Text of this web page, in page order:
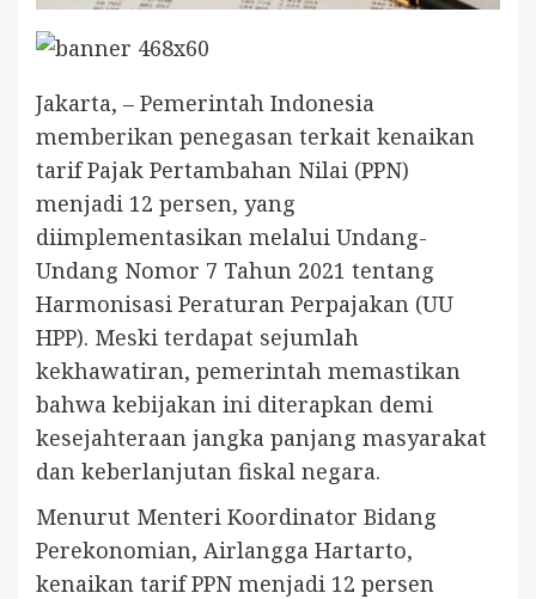
Jakarta, – Pemerintah Indonesia
memberikan penegasan terkait kenaikan
tarif Pajak Pertambahan Nilai (PPN)
menjadi 12 persen, yang
diimplementasikan melalui Undang-
Undang Nomor 7 Tahun 2021 tentang
Harmonisasi Peraturan Perpajakan (UU
HPP). Meski terdapat sejumlah
kekhawatiran, pemerintah memastikan
bahwa kebijakan ini diterapkan demi
kesejahteraan jangka panjang masyarakat
dan keberlanjutan fiskal negara.
Menurut Menteri Koordinator Bidang
Perekonomian, Airlangga Hartarto,
kenaikan tarif PPN menjadi 12 persen